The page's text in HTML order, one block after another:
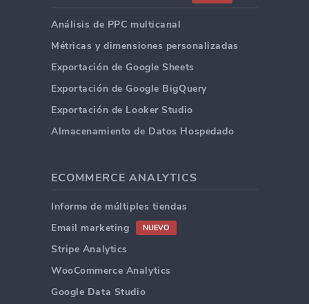
Análisis de PPC multicanal
Métricas y dimensiones personalizadas
Exportación de Google Sheets
Exportación de Google BigQuery
Exportación de Looker Studio
Almacenamiento de Datos Hospedado
ECOMMERCE ANALYTICS
Informe de múltiples tiendas
Email marketing
NUEVO
Stripe Analytics
WooCommerce Analytics
Google Data Studio